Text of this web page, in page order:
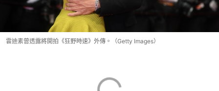
雲迪素曾透露將開拍《狂野時速》外傳。（Getty Images）